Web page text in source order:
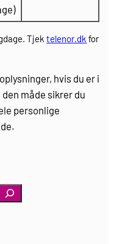
Tjektelenor.dk for
hvis du er i
måde sikrer du
personlige